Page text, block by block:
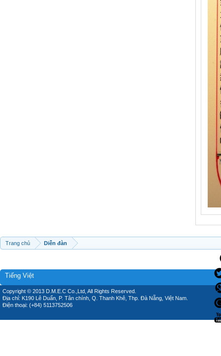
Trang chủ Diễn đàn
Tiếng Việt
Copyright © 2013 D.M.E.C Co.,Ltd, All Rights Reserved.
Địa chỉ: K190 Lê Duẩn, P. Tân chính, Q. Thanh Khê, Thp. Đà Nẵng, Việt Nam.
Điện thoại: (+84) 5113752506